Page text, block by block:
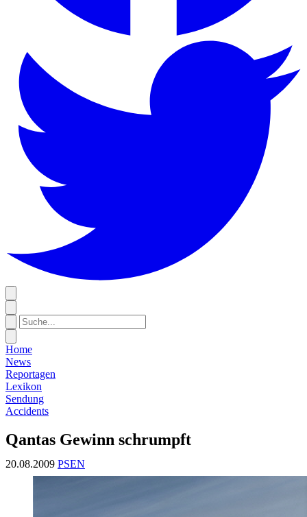
Home
News
Reportagen
Lexikon
Sendung
Accidents
Qantas Gewinn schrumpft
20.08.2009 PSEN